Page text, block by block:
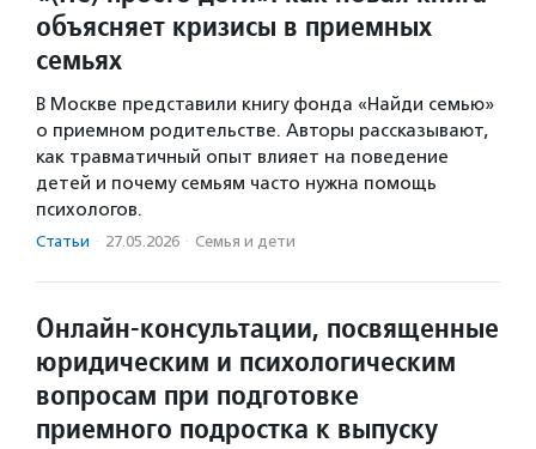
объясняет кризисы в приемных
семьях
В Москве представили книгу фонда «Найди семью»
о приемном родительстве. Авторы рассказывают,
как травматичный опыт влияет на поведение
детей и почему семьям часто нужна помощь
психологов.
Статьи · 27.05.2026 · Семья и дети
Онлайн-консультации, посвященные
юридическим и психологическим
вопросам при подготовке
приемного подростка к выпуску